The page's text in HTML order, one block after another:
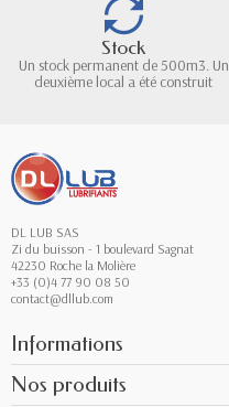
Stock
Un stock permanent de 500m3. Un
deuxième local a été construit
DL LUB SAS
Zi du buisson - 1 boulevard Sagnat
42230 Roche la Molière
+33 (0)4 77 90 08 50
contact@dllub.com
Informations
Nos produits